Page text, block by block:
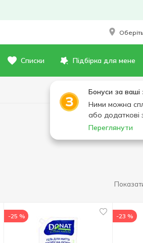
Списки Підбірка для мене
Бонуси за ваші
Ними можна
або додаткові
Переглянути
-25 % -23 %